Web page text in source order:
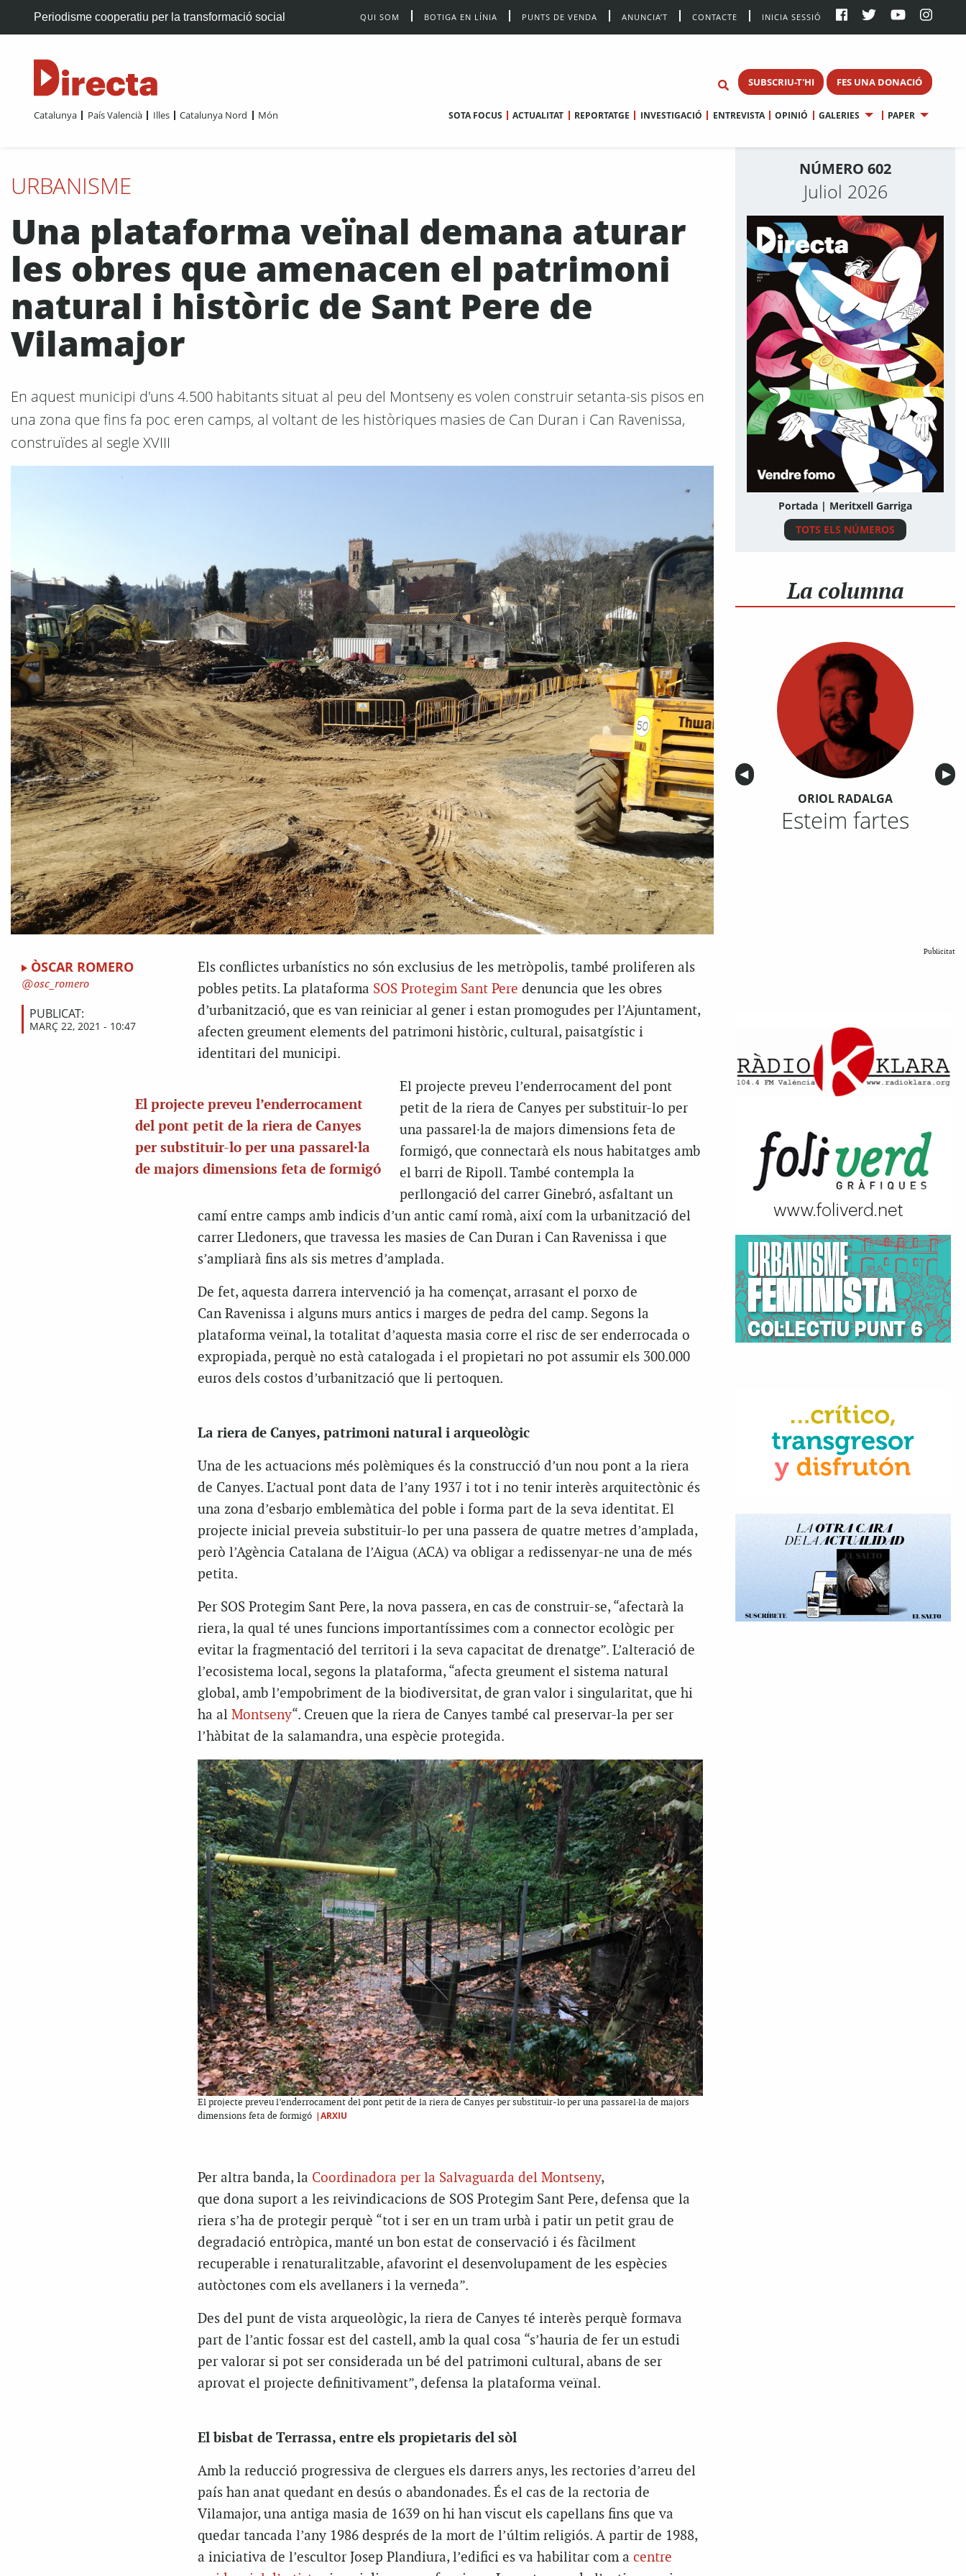
Periodisme cooperatiu per la transformació social QUI SOM BOTIGA EN LÍNIA PUNTS DE VENDA ANUNCIA’T CONTACTE INICIA SESSIÓ
SUBSCRIU-T'HI FES UNA DONACIÓ
Catalunya País Valencià Illes Catalunya Nord Món SOTA FOCUS ACTUALITAT REPORTATGE INVESTIGACIÓ ENTREVISTA OPINIÓ GALERIES PAPER
URBANISME
Una plataforma veïnal demana aturar
les obres que amenacen el patrimoni
natural i històric de Sant Pere de
Vilamajor
En aquest municipi d'uns 4.500 habitants situat al peu del Montseny es volen construir setanta-sis pisos en
una zona que fins fa poc eren camps, al voltant de les històriques masies de Can Duran i Can Ravenissa,
construïdes al segle XVIII
ÒSCAR ROMERO
osc_romero
PUBLICAT:
MARÇ 22, 2021 - 10:47
Els conflictes urbanístics no són exclusius de les metròpolis, també proliferen als
pobles petits. La plataforma SOS Protegim Sant Pere denuncia que les obres
d’urbanització, que es van reiniciar al gener i estan promogudes per l’Ajuntament,
afecten greument elements del patrimoni històric, cultural, paisatgístic i
identitari del municipi.
El projecte preveu l’enderrocament
del pont petit de la riera de Canyes
per substituir-lo per una passarel·la
de majors dimensions feta de formigó
El projecte preveu l’enderrocament del pont
petit de la riera de Canyes per substituir-lo per
una passarel·la de majors dimensions feta de
formigó, que connectarà els nous habitatges amb
el barri de Ripoll. També contempla la
perllongació del carrer Ginebró, asfaltant un
camí entre camps amb indicis d’un antic camí romà, així com la urbanització del
carrer Lledoners, que travessa les masies de Can Duran i Can Ravenissa i que
s’ampliarà fins als sis metres d’amplada.
De fet, aquesta darrera intervenció ja ha començat, arrasant el porxo de
Can Ravenissa i alguns murs antics i marges de pedra del camp. Segons la
plataforma veïnal, la totalitat d’aquesta masia corre el risc de ser enderrocada o
expropiada, perquè no està catalogada i el propietari no pot assumir els 300.000
euros dels costos d’urbanització que li pertoquen.
La riera de Canyes, patrimoni natural i arqueològic
Una de les actuacions més polèmiques és la construcció d’un nou pont a la riera
de Canyes. L’actual pont data de l’any 1937 i tot i no tenir interès arquitectònic és
una zona d’esbarjo emblemàtica del poble i forma part de la seva identitat. El
projecte inicial preveia substituir-lo per una passera de quatre metres d’amplada,
però l’Agència Catalana de l’Aigua (ACA) va obligar a redissenyar-ne una de més
petita.
Per SOS Protegim Sant Pere, la nova passera, en cas de construir-se, “afectarà la
riera, la qual té unes funcions importantíssimes com a connector ecològic per
evitar la fragmentació del territori i la seva capacitat de drenatge”. L’alteració de
l’ecosistema local, segons la plataforma, “afecta greument el sistema natural
global, amb l’empobriment de la biodiversitat, de gran valor i singularitat, que hi
ha al Montseny“. Creuen que la riera de Canyes també cal preservar-la per ser
l’hàbitat de la salamandra, una espècie protegida.
El projecte preveu l’enderrocament del pont petit de la riera de Canyes per substituir-lo per una passarel·la de majors
dimensions feta de formigó |ARXIU
Per altra banda, la Coordinadora per la Salvaguarda del Montseny,
que dona suport a les reivindicacions de SOS Protegim Sant Pere, defensa que la
riera s’ha de protegir perquè “tot i ser en un tram urbà i patir un petit grau de
degradació entròpica, manté un bon estat de conservació i és fàcilment
recuperable i renaturalitzable, afavorint el desenvolupament de les espècies
autòctones com els avellaners i la verneda”.
Des del punt de vista arqueològic, la riera de Canyes té interès perquè formava
part de l’antic fossar est del castell, amb la qual cosa “s’hauria de fer un estudi
per valorar si pot ser considerada un bé del patrimoni cultural, abans de ser
aprovat el projecte definitivament”, defensa la plataforma veïnal.
El bisbat de Terrassa, entre els propietaris del sòl
Amb la reducció progressiva de clergues els darrers anys, les rectories d’arreu del
país han anat quedant en desús o abandonades. És el cas de la rectoria de
Vilamajor, una antiga masia de 1639 on hi han viscut els capellans fins que va
quedar tancada l’any 1986 després de la mort de l’últim religiós. A partir de 1988,
a iniciativa de l’escultor Josep Plandiura, l’edifici es va habilitar com a centre
NÚMERO 602
Juliol 2026
Portada | Meritxell Garriga
TOTS ELS NÚMEROS
La columna
Anterior
◀︎ ▶︎
ORIOL RADALGA
Esteim fartes
Publicitat